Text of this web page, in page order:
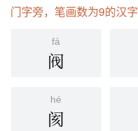
门字旁，笔画数为9的汉字
fá
阀
hé
阂